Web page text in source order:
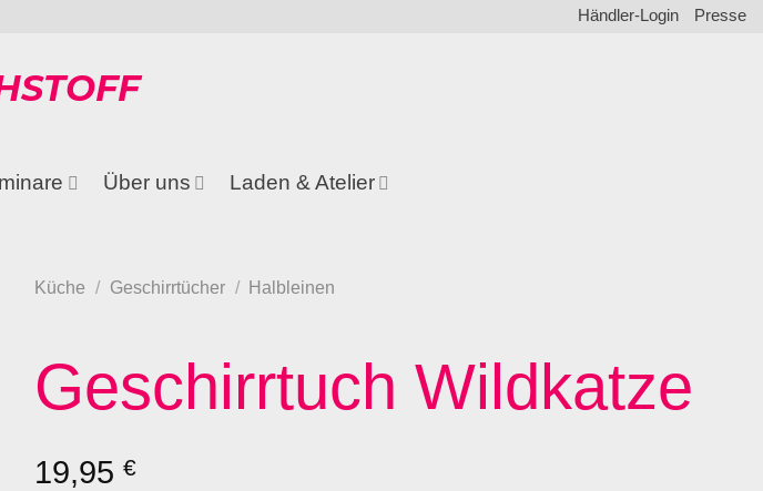
Händler-Login Presse
Über uns Laden & Atelier
Küche / Geschirrtücher / Halbleinen
Geschirrtuch Wildkatze
19,95 €